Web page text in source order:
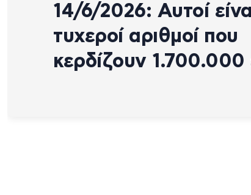
14/6/2026: Αυτοί
τυχεροί αριθμοί που
κερδίζουν